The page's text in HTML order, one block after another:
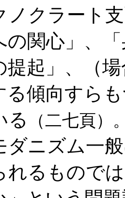
ノクラート
の関心」、
提起」、（
る傾向すら
る
（二七頁）
ニズム一
れるもので